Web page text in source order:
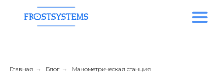
Главная → Блог → Манометрическая станция